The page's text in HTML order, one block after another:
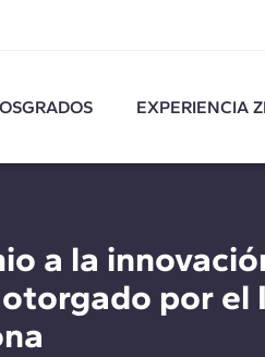
EXPERIENCIA
a la
por el